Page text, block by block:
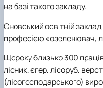
на базі такого закладу.
Сновський освітній
професією «озеленювач,
Щороку близько 300
лісник, єгер, лісоруб,
(лісогосподарського)